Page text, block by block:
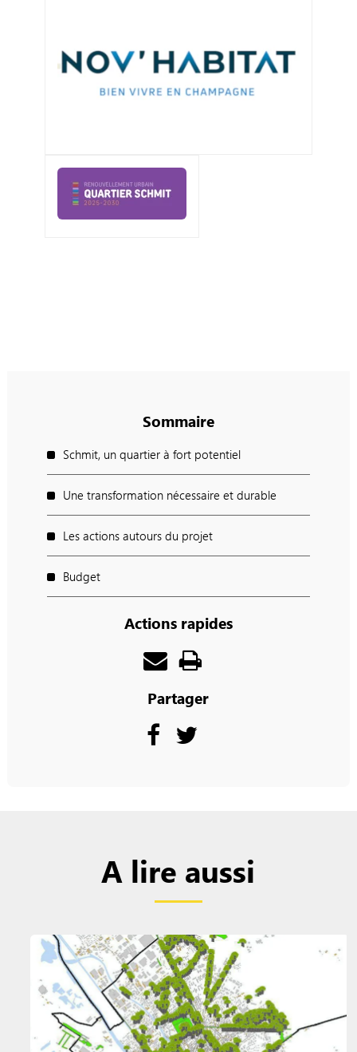
Sommaire
Schmit, un quartier à fort potentiel
Une transformation nécessaire et durable
Les actions autours du projet
Budget
Actions rapides
Partager
A lire aussi